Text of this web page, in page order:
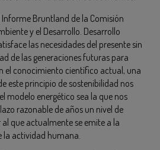
Bruntland de la Comisión
y el Desarrollo. Desarrollo
las necesidades del presente sin
de las generaciones futuras para
el conocimiento científico actual, una
este principio de sostenibilidad nos
modelo energético sea la que nos
razonable de años un nivel de
al que actualmente se emite a la
actividad humana.